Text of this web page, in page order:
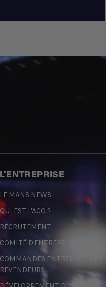
L'ENTREPRISE
LE MANS NEWS
QUI EST L'ACO ?
RECRUTEMENT
COMITÉ D'ENTREPRISE
COMMANDES ENTREPRISES ET
REVENDEURS